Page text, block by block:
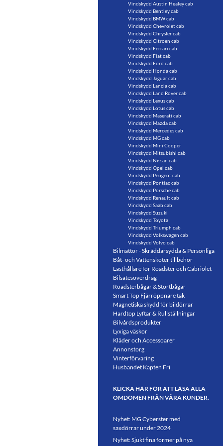
Vindskydd Austin Healey cab
Vindskydd Bentley cab
Vindskydd BMW cab
Vindskydd Chevrolet cab
Vindskydd Chrysler cab
Vindskydd Citroen cab
Vindskydd Ferrari cab
Vindskydd Fiat cab
Vindskydd Ford cab
Vindskydd Honda cab
Vindskydd Jaguar cab
Vindskydd Lancia cab
Vindskydd Land Rover cab
Vindskydd Lexus cab
Vindskydd Lotus cab
Vindskydd Maserati cab
Vindskydd Mazda cab
Vindskydd Mercedes cab
Vindskydd MG cab
Vindskydd Mini Cooper
Vindskydd Mitsubishi cab
Vindskydd Nissan cab
Vindskydd Opel cab
Vindskydd Peugeot cab
Vindskydd Pontiac cab
Vindskydd Porsche cab
Vindskydd Renault cab
Vindskydd Saab cab
Vindskydd Suzuki
Vindskydd Toyota
Vindskydd Triumph cab
Vindskydd Volkswagen cab
Vindskydd Volvo cab
Bilmattor - Skräddarsydda & Personliga
Båt- och Vattenskoter tillbehör
Lasthållare för Roadster och Cabriolet
Bilsätesöverdrag
Roadsterbågar & Störtbågar
Smart Top Fjärröppnare tak
Magnetiska skydd för bildörrar
Hardtop Lyftar & Rullställningar
Bilvårdsprodukter
Lyxiga väskor
Kläder och Accessoarer
Annonstorg
Vinterförvaring
Husbandet Kapten Fri
KLICKA HÄR FÖR ATT LÄSA ALLA
OMDÖMEN FRÅN VÅRA KUNDER.
Nyhet: MG Cyberster med
saxdörrar under 2024
Nyhet: Sjukt fina former på nya